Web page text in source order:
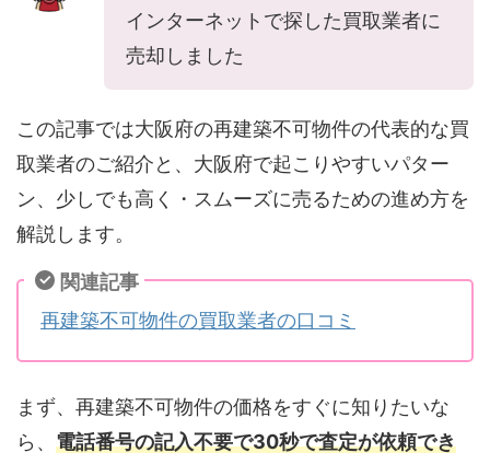
インターネットで探した買取業者に
売却しました
この記事では大阪府の再建築不可物件の代表的な買
取業者のご紹介と、大阪府で起こりやすいパター
ン、少しでも高く・スムーズに売るための進め方を
解説します。
関連記事
再建築不可物件の買取業者の口コミ
まず、再建築不可物件の価格をすぐに知りたいな
ら、 電話番号の記入不要で30秒で査定が依頼でき